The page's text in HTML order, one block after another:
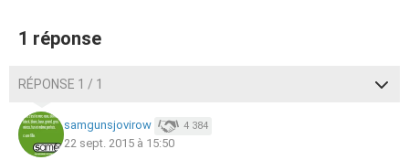
1 réponse
RÉPONSE 1 / 1
samgunsjovirow 4 384
22 sept. 2015 à 15:50